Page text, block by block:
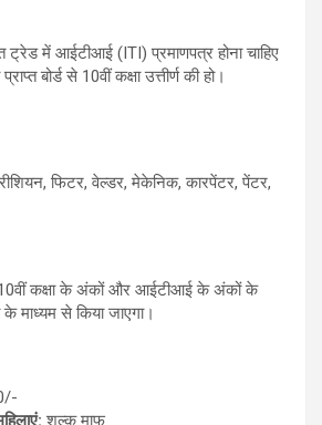
ट्रेड में आईटीआई (ITI) प्रमाणपत्र होना चाहिए
बोर्ड से 10वीं कक्षा उत्तीर्ण की हो।
फिटर, वेल्डर, मेकेनिक, कारपेंटर, पेंटर,
10वीं कक्षा के अंकों और आईटीआई के अंकों के
माध्यम से किया जाएगा।
शुल्क माफ